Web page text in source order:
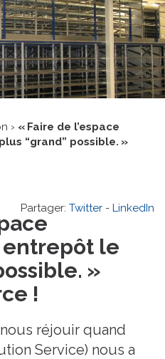
› « Faire de l’espace
“grand” possible. »
Partager: Twitter - LinkedIn
le
»
!
réjouir quand
Service) nous a